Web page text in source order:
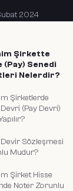
2024
Şirkette
(Pay) Senedi
Nelerdir?
Şirketlerde
(Pay Devri)
Devir Sözleşmesi
Mudur?
Şirket Hisse
Noter Zorunlu